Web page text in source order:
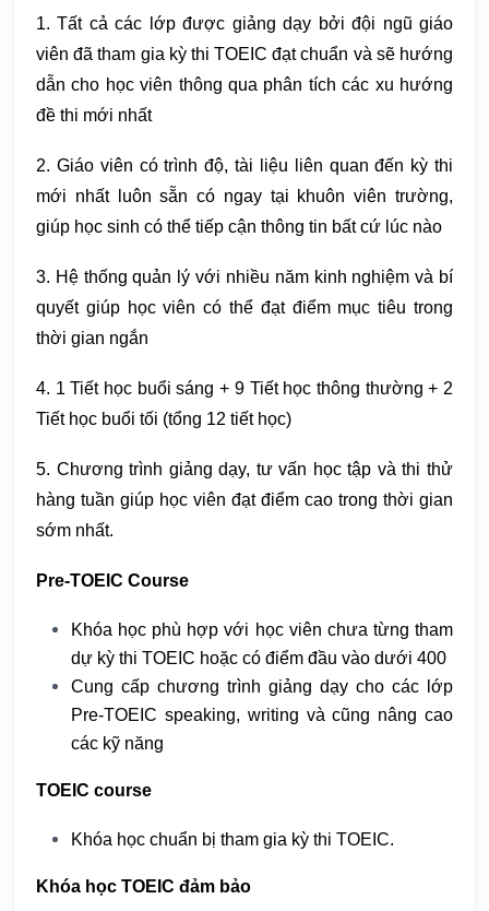
1. Tất cả các lớp được giảng dạy bởi đội ngũ giáo
viên đã tham gia kỳ thi TOEIC đạt chuẩn và sẽ hướng
dẫn cho học viên thông qua phân tích các xu hướng
đề thi mới nhất
2. Giáo viên có trình độ, tài liệu liên quan đến kỳ thi
mới nhất luôn sẵn có ngay tại khuôn viên trường,
giúp học sinh có thể tiếp cận thông tin bất cứ lúc nào
3. Hệ thống quản lý với nhiều năm kinh nghiệm và bí
quyết giúp học viên có thể đạt điểm mục tiêu trong
thời gian ngắn
4. 1 Tiết học buổi sáng + 9 Tiết học thông thường + 2
Tiết học buổi tối (tổng 12 tiết học)
5. Chương trình giảng dạy, tư vấn học tập và thi thử
hàng tuần giúp học viên đạt điểm cao trong thời gian
sớm nhất.
Pre-TOEIC Course
Khóa học phù hợp với học viên chưa từng tham
dự kỳ thi TOEIC hoặc có điểm đầu vào dưới 400
Cung cấp chương trình giảng dạy cho các lớp
Pre-TOEIC speaking, writing và cũng nâng cao
các kỹ năng
TOEIC course
Khóa học chuẩn bị tham gia kỳ thi TOEIC.
Khóa học TOEIC đảm bảo